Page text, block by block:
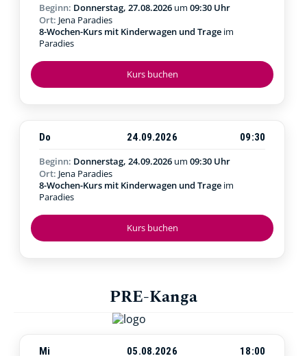
Kurs buchen
Beginn: Donnerstag, 27.08.2026 um 09:30 Uhr
Ort: Jena Paradies
8-Wochen-Kurs mit Kinderwagen und Trage im
Paradies
Kurs buchen
Do 24.09.2026
09:30
Beginn: Donnerstag, 24.09.2026 um 09:30 Uhr
Ort: Jena Paradies
8-Wochen-Kurs mit Kinderwagen und Trage im
Paradies
PRE-Kanga
Mi 05.08.2026
18:00